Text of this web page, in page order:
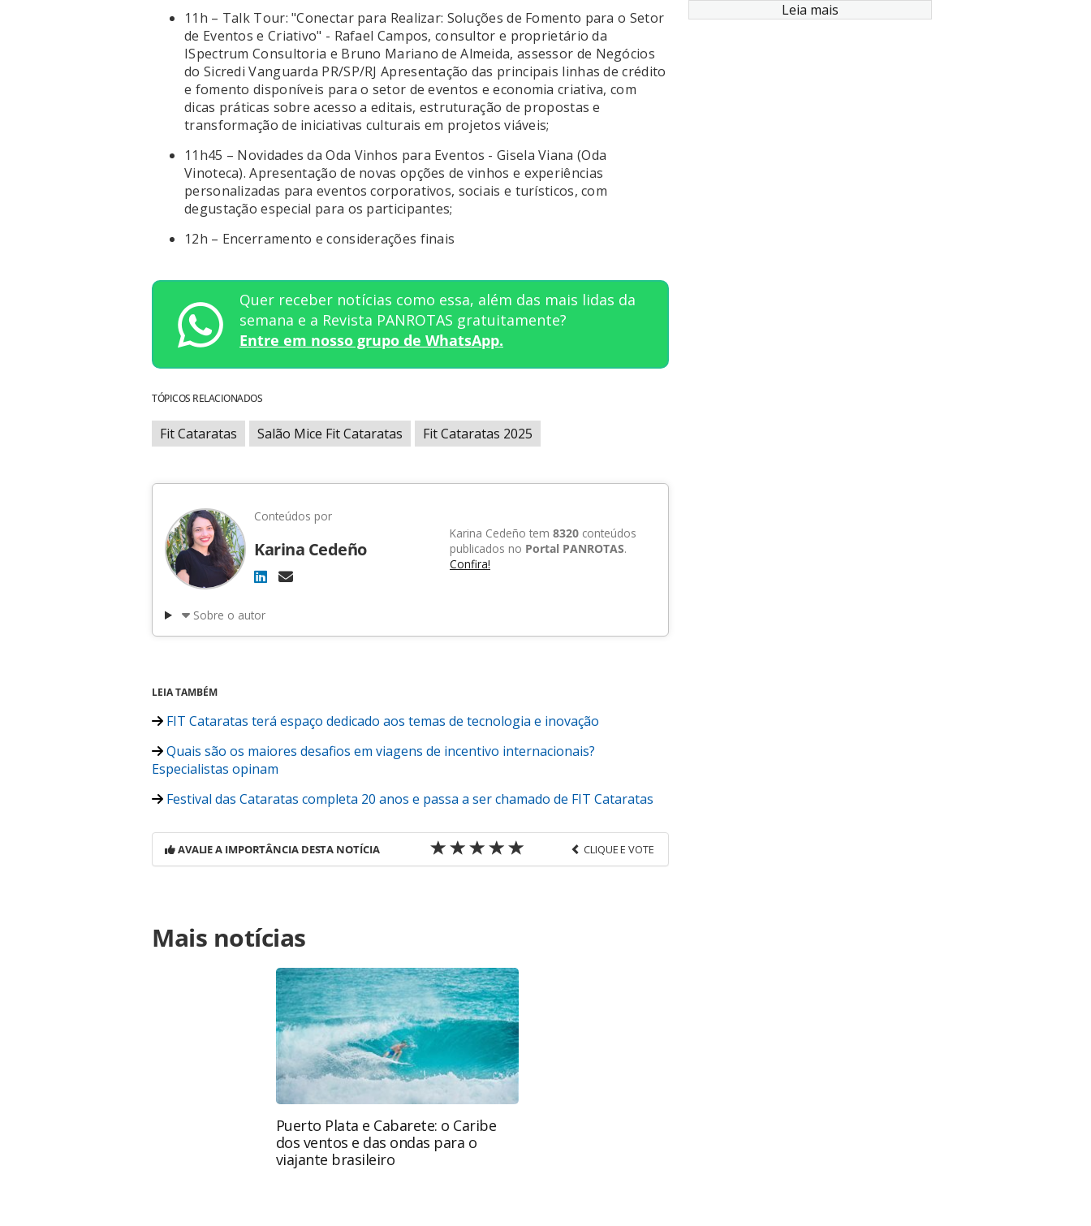
11h – Talk Tour: "Conectar para Realizar: Soluções de Fomento para o Setor
de Eventos e Criativo" - Rafael Campos, consultor e proprietário da
ISpectrum Consultoria e Bruno Mariano de Almeida, assessor de Negócios
do Sicredi Vanguarda PR/SP/RJ Apresentação das principais linhas de crédito
e fomento disponíveis para o setor de eventos e economia criativa, com
dicas práticas sobre acesso a editais, estruturação de propostas e
transformação de iniciativas culturais em projetos viáveis;
11h45 – Novidades da Oda Vinhos para Eventos - Gisela Viana (Oda
Vinoteca). Apresentação de novas opções de vinhos e experiências
personalizadas para eventos corporativos, sociais e turísticos, com
degustação especial para os participantes;
12h – Encerramento e considerações finais
Quer receber notícias como essa, além das mais lidas da
semana e a Revista PANROTAS gratuitamente?
Entre em nosso grupo de WhatsApp.
TÓPICOS RELACIONADOS
Fit Cataratas Salão Mice Fit Cataratas Fit Cataratas 2025
Conteúdos por
Karina Cedeño
Karina Cedeño tem 8320 conteúdos
publicados no Portal PANROTAS.
Confira!
Sobre o autor
LEIA TAMBÉM
FIT Cataratas terá espaço dedicado aos temas de tecnologia e inovação
Quais são os maiores desafios em viagens de incentivo internacionais?
Especialistas opinam
Festival das Cataratas completa 20 anos e passa a ser chamado de FIT Cataratas
AVALIE A IMPORTÂNCIA DESTA NOTÍCIA CLIQUE E VOTE
https://www.panrotas.com.br/viagens-corporativas/mice/2025/06/fitcatarata-divulga-
programacao-completa-do-salao-mice-inscreva-se_218022.html ou as ferramentas
oferecidas na página. Todo o conteúdo produzido pela PANROTAS Editora é protegido
pela legislação brasileira sobre direito autoral. Não reproduza o conteúdo sem
autorização da PANROTAS Editora (copyright@panrotas.com.br).
Mais notícias
Puerto Plata e Cabarete: o Caribe
dos ventos e das ondas para o
viajante brasileiro
Leia mais